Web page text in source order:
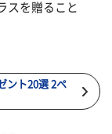
スを贈ること
ント20選 2ペ